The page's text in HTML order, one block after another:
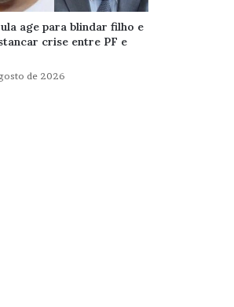
age para blindar filho e
crise entre PF e
de 2026